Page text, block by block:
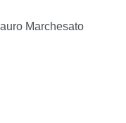
Marchesato